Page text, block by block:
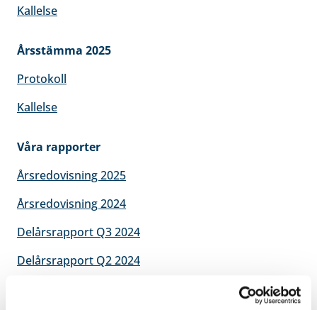
Kallelse
Årsstämma 2025
Protokoll
Kallelse
Våra rapporter
Årsredovisning 2025
Årsredovisning 2024
Delårsrapport Q3 2024
Delårsrapport Q2 2024